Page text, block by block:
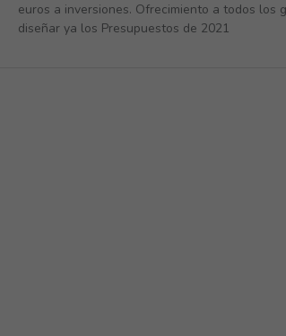
euros a inversiones. Ofrecimiento a todos los
diseñar ya los Presupuestos de 2021